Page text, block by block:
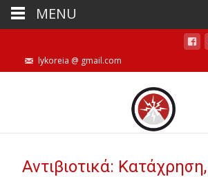
lykoreia @ gmail.com
Αντιβιoτικά:
MENU